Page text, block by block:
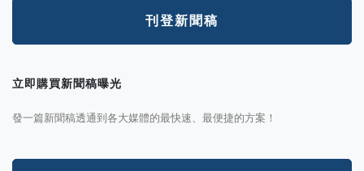
刊登新聞稿
立即購買新聞稿曝光
發一篇新聞稿透通到各大媒體的最快速、最便捷的方案！